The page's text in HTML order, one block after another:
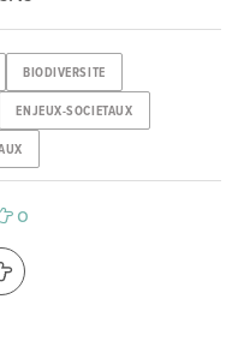
BIODIVERSITE
ENJEUX-SOCIETAUX
0